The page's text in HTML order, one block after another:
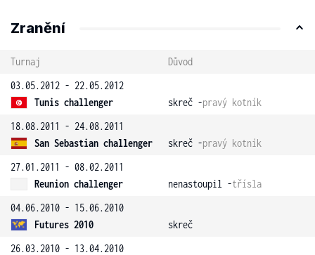
Zranění
Turnaj
Důvod
03.05.2012 - 22.05.2012
Tunis challenger
skreč -pravý kotník
18.08.2011 - 24.08.2011
San Sebastian challenger
skreč -pravý kotník
27.01.2011 - 08.02.2011
Reunion challenger
nenastoupil -třísla
04.06.2010 - 15.06.2010
Futures 2010
skreč
26.03.2010 - 13.04.2010